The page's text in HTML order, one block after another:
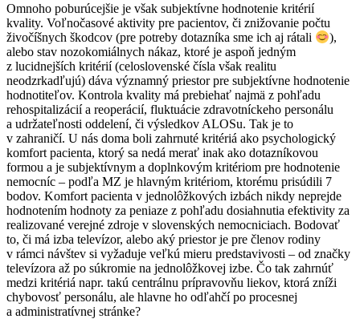
Omnoho poburúcejšie je však subjektívne hodnotenie kritérií
kvality. Voľnočasové aktivity pre pacientov, či znižovanie počtu
živočíšnych škodcov (pre potreby dotazníka sme ich aj rátali
),
alebo stav nozokomiálnych nákaz, ktoré je aspoň jedným
z lucidnejších kritérií (celoslovenské čísla však realitu
neodzrkadľujú) dáva významný priestor pre subjektívne hodnotenie
hodnotiteľov. Kontrola kvality má prebiehať najmä z pohľadu
rehospitalizácií a reoperácií, fluktuácie zdravotníckeho personálu
a udržateľnosti oddelení, či výsledkov ALOSu. Tak je to
v zahraničí. U nás doma boli zahrnuté kritériá ako psychologický
komfort pacienta, ktorý sa nedá merať inak ako dotazníkovou
formou a je subjektívnym a doplnkovým kritériom pre hodnotenie
nemocníc – podľa MZ je hlavným kritériom, ktorému prisúdili 7
bodov. Komfort pacienta v jednolôžkových izbách nikdy neprejde
hodnotením hodnoty za peniaze z pohľadu dosiahnutia efektivity za
realizované verejné zdroje v slovenských nemocniciach. Bodovať
to, či má izba televízor, alebo aký priestor je pre členov rodiny
v rámci návštev si vyžaduje veľkú mieru predstavivosti – od značky
televízora až po súkromie na jednolôžkovej izbe. Čo tak zahrnúť
medzi kritériá napr. takú centrálnu prípravovňu liekov, ktorá zníži
chybovosť personálu, ale hlavne ho odľahčí po procesnej
a administratívnej stránke?